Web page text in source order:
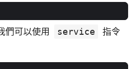
們可以使用 service
指令